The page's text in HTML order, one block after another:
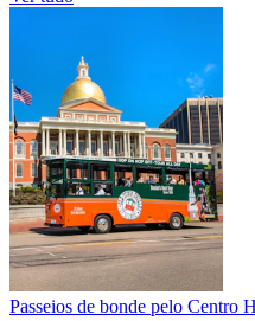
Passeios de bonde pelo Centro